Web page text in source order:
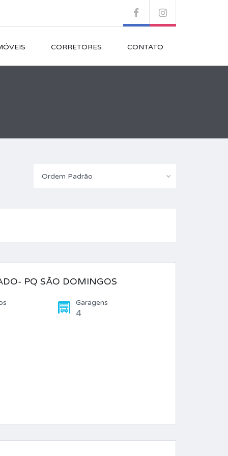
CORRETORES CONTATO
Ordem Padrão
PQ SÃO DOMINGOS
Garagens
4